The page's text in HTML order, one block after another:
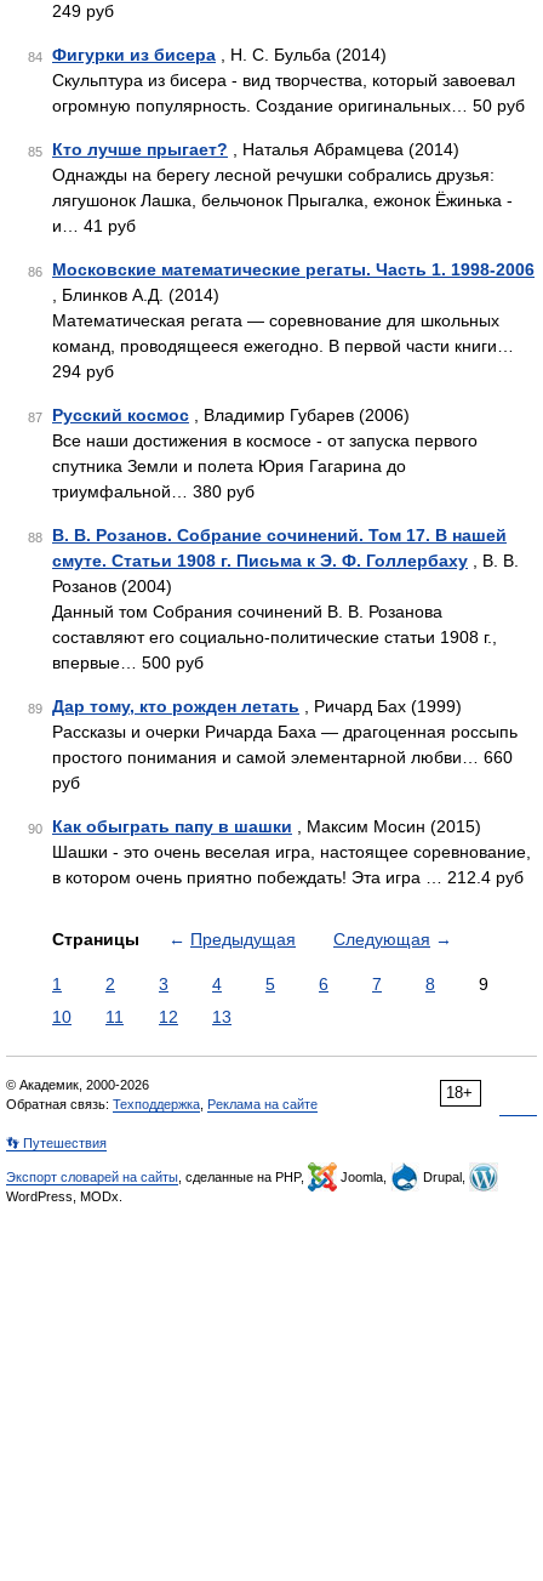
249 руб
84 Фигурки из бисера , Н. С. Бульба (2014)
Скульптура из бисера - вид творчества, который завоевал
огромную популярность. Создание оригинальных… 50 руб
85 Кто лучше прыгает? , Наталья Абрамцева (2014)
Однажды на берегу лесной речушки собрались друзья:
лягушонок Лашка, бельчонок Прыгалка, ежонок Ёжинька -
и… 41 руб
86
Московские математические регаты. Часть 1. 1998-2006
, Блинков А.Д. (2014)
Математическая регата — соревнование для школьных
команд, проводящееся ежегодно. В первой части книги…
294 руб
87 Русский космос , Владимир Губарев (2006)
Все наши достижения в космосе - от запуска первого
спутника Земли и полета Юрия Гагарина до
триумфальной… 380 руб
88
В. В. Розанов. Собрание сочинений. Том 17. В нашей
смуте. Статьи 1908 г. Письма к Э. Ф. Голлербаху , В. В.
Розанов (2004)
Данный том Собрания сочинений В. В. Розанова
составляют его социально-политические статьи 1908 г.,
впервые… 500 руб
89 Дар тому, кто рожден летать , Ричард Бах (1999)
Рассказы и очерки Ричарда Баха — драгоценная россыпь
простого понимания и самой элементарной любви… 660
руб
90 Как обыграть папу в шашки , Максим Мосин (2015)
Шашки - это очень веселая игра, настоящее соревнование,
в котором очень приятно побеждать! Эта игра … 212.4 руб
Страницы ← Предыдущая Следующая →
1 2 3 4 5 6 7 8
9
10
11 12 13
18+
© Академик, 2000-2026
Обратная связь: Техподдержка Реклама на сайте
👣 Путешествия
Экспорт словарей на сайты , сделанные на PHP, Joomla,
Drupal,
WordPress, MODx.